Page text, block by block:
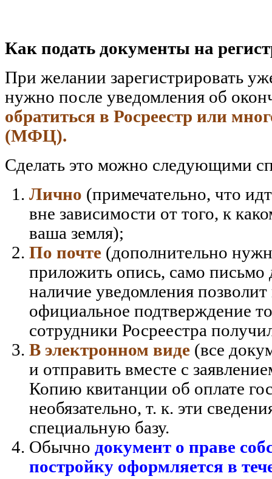
Как подать документы на
При желании зарегистрировать
нужно после уведомления об
обратиться в Росреестр или
(МФЦ).
Сделать это можно следующими
Лично (примечательно, что
вне зависимости от того, к
ваша земля);
По почте (дополнительно
приложить опись, само
наличие уведомления
официальное подтверждение
сотрудники Росреестра
В электронном виде (все
и отправить вместе с
Копию квитанции об оплате
необязательно, т. к. эти
специальную базу.
Обычно документ о праве
постройку оформляется в